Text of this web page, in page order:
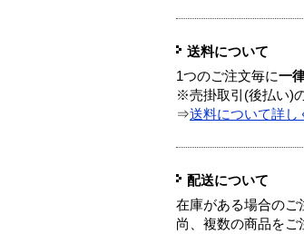
送料について
1つのご注文毎に一
※売掛取引(後払い)
⇒送料について詳し
配送について
在庫がある場合のご
尚、複数の商品をご